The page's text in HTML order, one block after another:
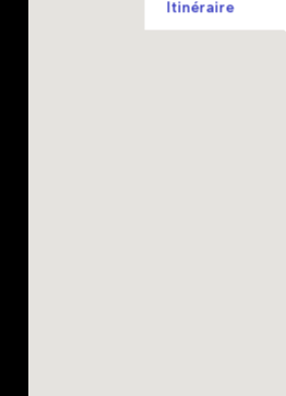
Itinéraire